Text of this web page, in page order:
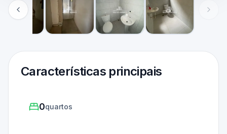
Características principais
0quartos